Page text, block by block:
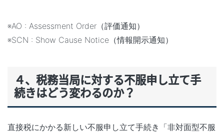
※AO : Assessment Order（評価通知）
※SCN : Show Cause Notice（情報開示通知）
４、税務当局に対する不服申し立て手
続きはどう変わるのか？
直接税にかかる新しい不服申し立て手続き「非対面型不服